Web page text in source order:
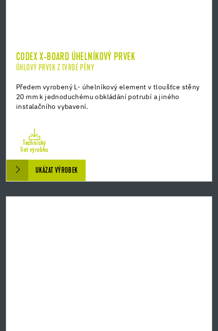
CODEX X-BOARD ÚHELNÍKOVÝ PRVEK
ÚHLOVÝ PRVEK Z TVRDÉ PĚNY
Předem vyrobený L- úhelníkový element v tloušťce stěny
20 mm k jednoduchému obkládání potrubí a jiného
instalačního vybavení.
Technický
list výrobku
UKÁZAT VÝROBEK